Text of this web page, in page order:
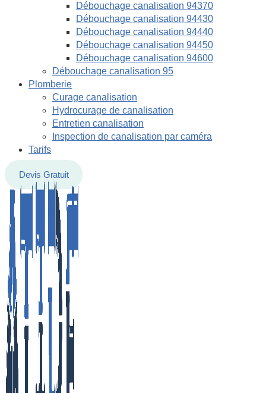
Débouchage canalisation 94370
Débouchage canalisation 94430
Débouchage canalisation 94440
Débouchage canalisation 94450
Débouchage canalisation 94600
Débouchage canalisation 95
Plomberie
Curage canalisation
Hydrocurage de canalisation
Entretien canalisation
Inspection de canalisation par caméra
Tarifs
Devis Gratuit